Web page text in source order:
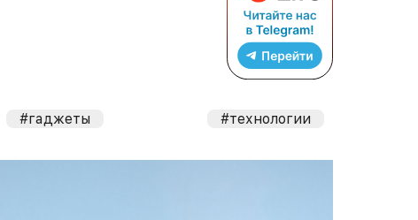
#гаджеты #технологии